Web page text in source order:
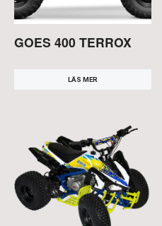
GOES 400 TERROX
LÄS MER